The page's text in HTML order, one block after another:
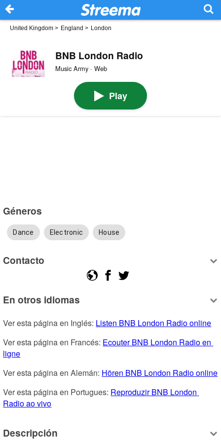
United Kingdom > England > London
BNB London Radio
Music Army · Web
Play
Géneros
Dance Electronic House
Contacto
En otros idiomas
Ver esta página en Inglés: Listen BNB London Radio online
Ver esta página en Francés: Ecouter BNB London Radio en
ligne
Ver esta página en Alemán: Hören BNB London Radio online
Ver esta página en Portugues: Reproduzir BNB London
Radio ao vivo
Descripción